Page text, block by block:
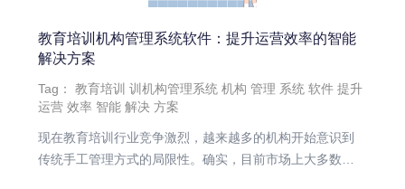
教育培训机构管理系统软件：提升运营效率的智能
解决方案
Tag：教育培训 训机构管理系统 机构 管理 系统 软件 提升
运营 效率 智能 解决 方案
现在教育培训行业竞争激烈，越来越多的机构开始意识到
传统手工管理方式的局限性。确实，目前市场上大多数培